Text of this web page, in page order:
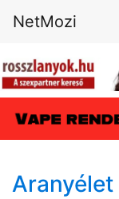
NetMozi
Aranyélet